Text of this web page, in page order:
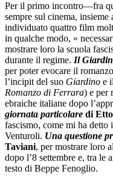
Per il primo incontro—fra
sempre sul cinema, insieme
individuato quattro film
in qualche modo, «
mostrare loro la scuola
durante il regime. Il
per poter evocare il
l’incipit del suo Giardino e
Romanzo di Ferrara) e per
ebraiche italiane dopo
giornata particolare di
fascismo, come mi ha detto
Venturoli. Una questione
Taviani, per mostrare loro
dopo l’8 settembre e, tra le
testo di Beppe Fenoglio.